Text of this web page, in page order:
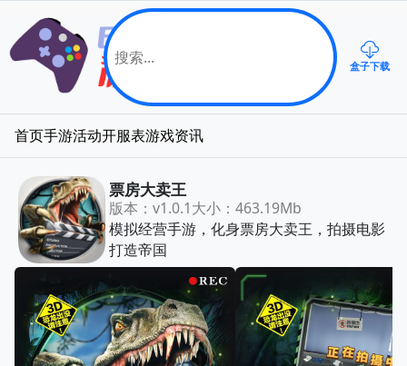
盒子下载
首页手游活动开服表游戏资讯
票房大卖王
版本：v1.0.1大小：463.19Mb
模拟经营手游，化身票房大卖王，拍摄电影
打造帝国